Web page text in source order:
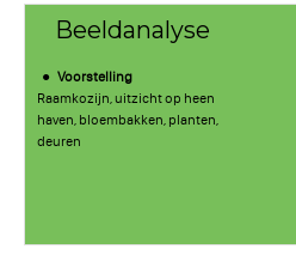
Beeldanalyse
Voorstelling
Raamkozijn, uitzicht op heen
haven, bloembakken, planten,
deuren